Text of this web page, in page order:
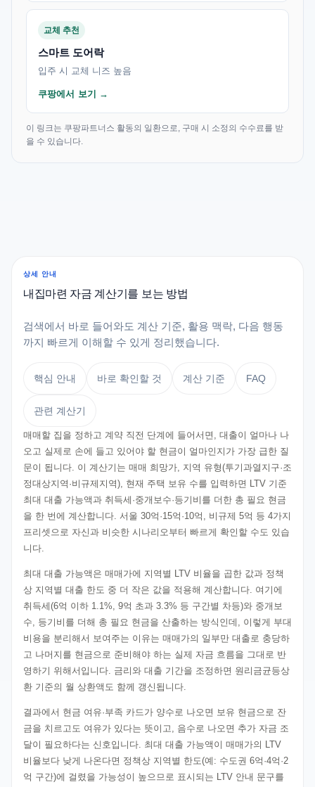
교체 추천
스마트 도어락
입주 시 교체 니즈 높음
쿠팡에서 보기 →
이 링크는 쿠팡파트너스 활동의 일환으로, 구매 시 소정의 수수료를 받
을 수 있습니다.
상세 안내
내집마련 자금 계산기를 보는 방법
검색에서 바로 들어와도 계산 기준, 활용 맥락, 다음 행동
까지 빠르게 이해할 수 있게 정리했습니다.
핵심 안내 바로 확인할 것 계산 기준 FAQ
관련 계산기
매매할 집을 정하고 계약 직전 단계에 들어서면, 대출이 얼마나 나
오고 실제로 손에 들고 있어야 할 현금이 얼마인지가 가장 급한 질
문이 됩니다. 이 계산기는 매매 희망가, 지역 유형(투기과열지구·조
정대상지역·비규제지역), 현재 주택 보유 수를 입력하면 LTV 기준
최대 대출 가능액과 취득세·중개보수·등기비를 더한 총 필요 현금
을 한 번에 계산합니다. 서울 30억·15억·10억, 비규제 5억 등 4가지
프리셋으로 자신과 비슷한 시나리오부터 빠르게 확인할 수도 있습
니다.
최대 대출 가능액은 매매가에 지역별 LTV 비율을 곱한 값과 정책
상 지역별 대출 한도 중 더 작은 값을 적용해 계산합니다. 여기에
취득세(6억 이하 1.1%, 9억 초과 3.3% 등 구간별 차등)와 중개보
수, 등기비를 더해 총 필요 현금을 산출하는 방식인데, 이렇게 부대
비용을 분리해서 보여주는 이유는 매매가의 일부만 대출로 충당하
고 나머지를 현금으로 준비해야 하는 실제 자금 흐름을 그대로 반
영하기 위해서입니다. 금리와 대출 기간을 조정하면 원리금균등상
환 기준의 월 상환액도 함께 갱신됩니다.
결과에서 현금 여유·부족 카드가 양수로 나오면 보유 현금으로 잔
금을 치르고도 여유가 있다는 뜻이고, 음수로 나오면 추가 자금 조
달이 필요하다는 신호입니다. 최대 대출 가능액이 매매가의 LTV
비율보다 낮게 나온다면 정책상 지역별 한도(예: 수도권 6억·4억·2
억 구간)에 걸렸을 가능성이 높으므로 표시되는 LTV 안내 문구를